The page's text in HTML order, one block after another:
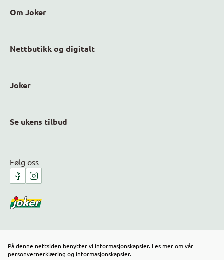
Om Joker
Nettbutikk og digitalt
Joker
Se ukens tilbud
Følg oss
På denne nettsiden benytter vi informasjonskapsler. Les mer omvår
personvernerklæring og informasjonskapsler.